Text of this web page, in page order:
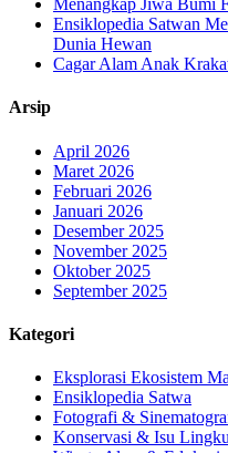
Menangkap Jiwa Bumi
Ensiklopedia Satwan
Dunia Hewan
Cagar Alam Anak
Arsip
April 2026
Maret 2026
Februari 2026
Januari 2026
Desember 2025
November 2025
Oktober 2025
September 2025
Kategori
Eksplorasi Ekosistem
Ensiklopedia Satwa
Fotografi &
Konservasi & Isu